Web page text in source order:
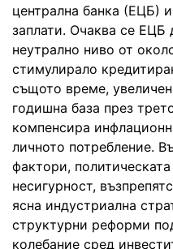
централна банка (ЕЦБ)
заплати. Очаква се ЕЦБ
неутрално ниво от
стимулирало
същото време,
годишна база през
компенсира
личното потребление.
фактори,
несигурност,
ясна индустриална
структурни реформи
колебание сред